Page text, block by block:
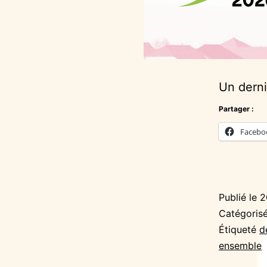
Un
Partager :
Publié le
Étiqueté
ensemble